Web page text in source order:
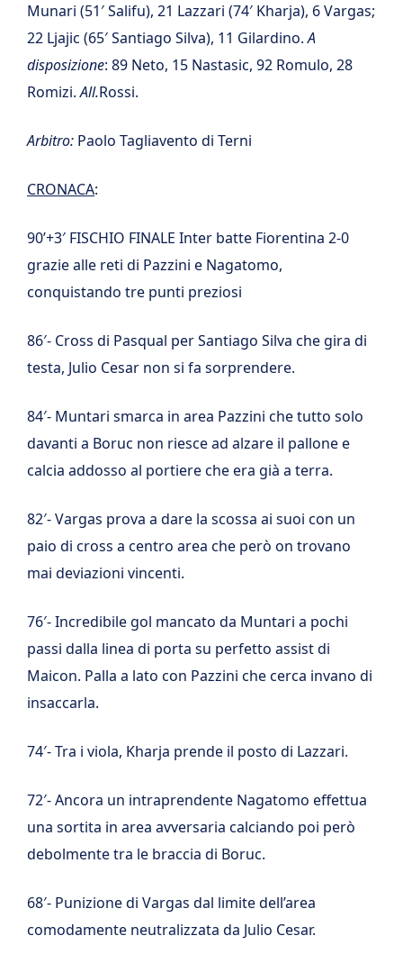
Munari (51′ Salifu), 21 Lazzari (74′ Kharja), 6 Vargas;
22 Ljajic (65′ Santiago Silva), 11 Gilardino.A
disposizione: 89 Neto, 15 Nastasic, 92 Romulo, 28
Romizi.All.Rossi.
Arbitro: Paolo Tagliavento di Terni
CRONACA:
90’+3′ FISCHIO FINALE Inter batte Fiorentina 2-0
grazie alle reti di Pazzini e Nagatomo,
conquistando tre punti preziosi
86′- Cross di Pasqual per Santiago Silva che gira di
testa, Julio Cesar non si fa sorprendere.
84′- Muntari smarca in area Pazzini che tutto solo
davanti a Boruc non riesce ad alzare il pallone e
calcia addosso al portiere che era già a terra.
82′- Vargas prova a dare la scossa ai suoi con un
paio di cross a centro area che però on trovano
mai deviazioni vincenti.
76′- Incredibile gol mancato da Muntari a pochi
passi dalla linea di porta su perfetto assist di
Maicon. Palla a lato con Pazzini che cerca invano di
insaccarla.
74′- Tra i viola, Kharja prende il posto di Lazzari.
72′- Ancora un intraprendente Nagatomo effettua
una sortita in area avversaria calciando poi però
debolmente tra le braccia di Boruc.
68′- Punizione di Vargas dal limite dell’area
comodamente neutralizzata da Julio Cesar.